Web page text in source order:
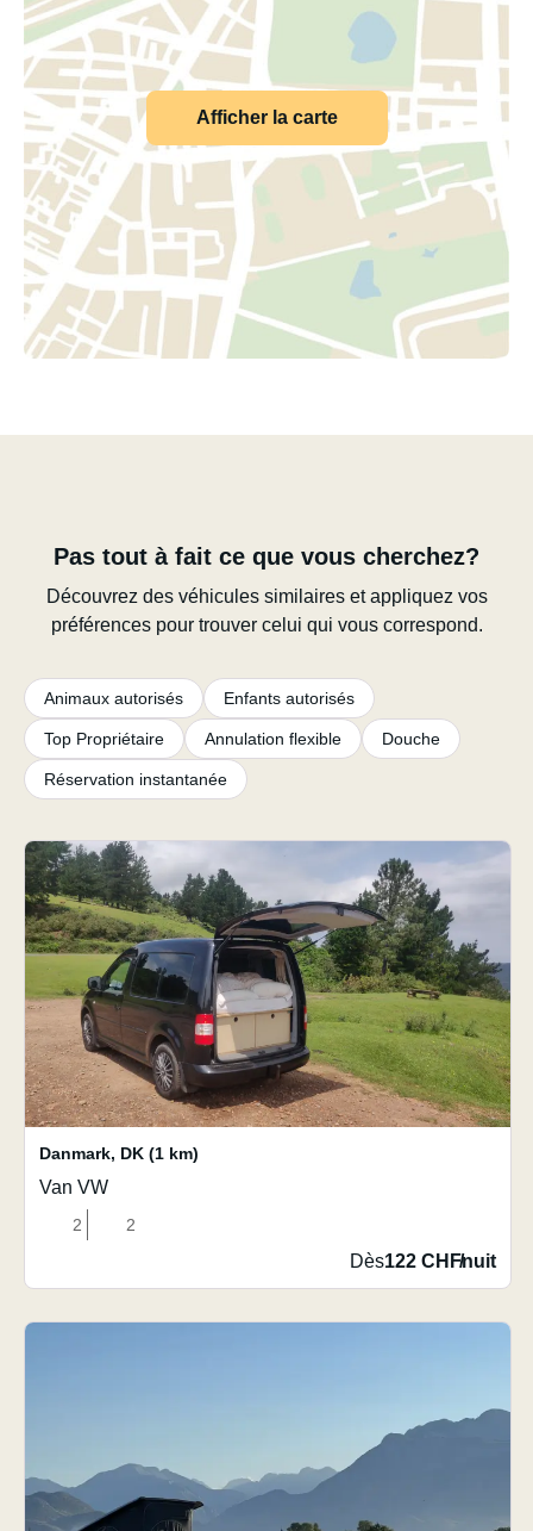
Afficher la carte
Pas tout à fait ce que vous cherchez?
Découvrez des véhicules similaires et appliquez vos
préférences pour trouver celui qui vous correspond.
Animaux autorisés Enfants autorisés
Top Propriétaire Annulation flexible Douche
Réservation instantanée
Danmark, DK (1 km)
Van VW
2 2
Dès122 CHF/nuit